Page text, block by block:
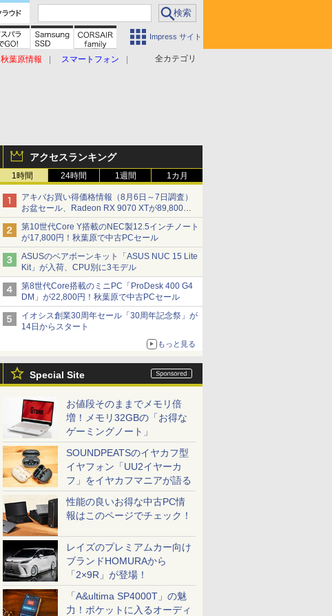
Impress サイト
全カテゴリ
秋葉原情報
スマートフォン
アクセスランキング
1時間 24時間 1週間 1カ月
アキバお買い得価格情報（8月6日～7日調査）
お盆セール、Radeon RX 9070 XTが89,800
円、水平周波数24.8kHz対応の17型モニターが
9,801円、暑さ指数連動セール ほか
第10世代Core Y搭載のNEC製12.5インチノート
が17,800円！秋葉原で中古PCセール
ASUSのベアボーンキット「ASUS NUC 15 Lite
Kit」が入荷、CPU別に3モデル
第8世代Core搭載のミニPC「ProDesk 400 G4
DM」が22,800円！秋葉原で中古PCセール
イオシス創業30周年セール「30周年記念祭」が
14日からスタート
もっと見る
Special Site
お値段そのままでメモリ倍
増！メモリ32GBの「お得な
ゲーミングノート」
SOUNDPEATSのイヤカフ型
イヤフォン「UU2イヤーカ
フ」をイヤカフマニアが語る
性能の良いお得な中古PC情
報はこのページでチェック！
レイズのプレミアムカー向け
ブランドHOMURAから
「2×9R」が登場！
「A&ultima SP4000T」の魅
力！ポケットに入るオーディ